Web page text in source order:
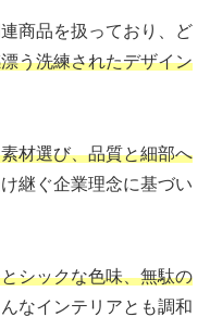
商品を扱っており、ど
う洗練されたデザイン
材選び、品質と細部へ
継ぐ企業理念に基づい
シックな色味、無駄の
なインテリアとも調和